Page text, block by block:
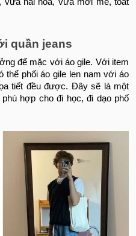
quần jeans
để mặc với áo gile. Với item
thể phối áo gile len nam với áo
tiết đều được. Đây sẽ là một
hợp cho đi học, đi dạo phố